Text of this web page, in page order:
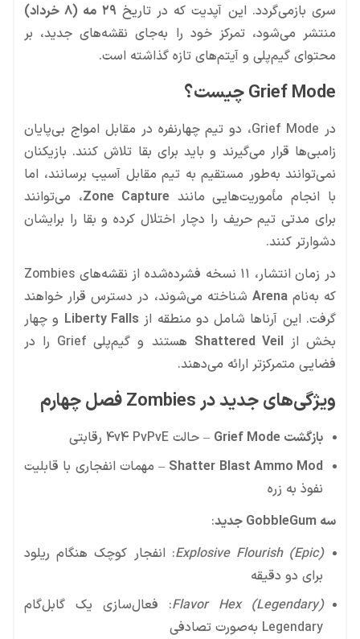
سری بازمی‌گردد. این آپدیت که در تاریخ ۲۹ مه (۸ خرداد)
منتشر می‌شود، تمرکز خود را به‌جای نقشه‌های جدید، بر
محتوای گیم‌پلی و آیتم‌های تازه گذاشته است.
Grief Mode چیست؟
در Grief Mode، دو تیم چهارنفره در مقابل امواج بی‌پایان
زامبی‌ها قرار می‌گیرند و باید برای بقا تلاش کنند. بازیکنان
نمی‌توانند به‌طور مستقیم به تیم مقابل آسیب برسانند، اما
با انجام مأموریت‌هایی مانندZone Capture، می‌توانند
برای مدتی تیم حریف را دچار اختلال کرده و بقا را برایشان
دشوارتر کنند.
در زمان انتشار، ۱۱ نسخه فشرده‌شده از نقشه‌های Zombies
که به‌نامArena شناخته می‌شوند، در دسترس قرار خواهند
گرفت. این آرناها شامل دو منطقه از Liberty Falls و چهار
بخش ازShattered Veil
هستند و گیم‌پلی Grief را در
فضایی متمرکزتر ارائه می‌دهند.
ویژگی‌های جدید در Zombies فصل چهارم
بازگشت Grief Mode
– حالت 4v4 PvPvE رقابتی
Shatter Blast Ammo Mod – مهمات انفجاری با قابلیت
نفوذ به زره
سه GobbleGum جدید
:
Explosive Flourish (Epic): انفجار کوچک هنگام ریلود
برای دو دقیقه
Flavor Hex (Legendary): فعال‌سازی یک گابل‌گام
Legendary به‌صورت تصادفی